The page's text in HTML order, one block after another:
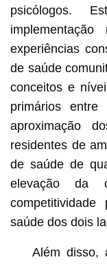
psicólogos.
experiências
de saúde
conceitos e
primários
aproximação
residentes de
de saúde de
elevação da
saúde dos dois
Além disso,